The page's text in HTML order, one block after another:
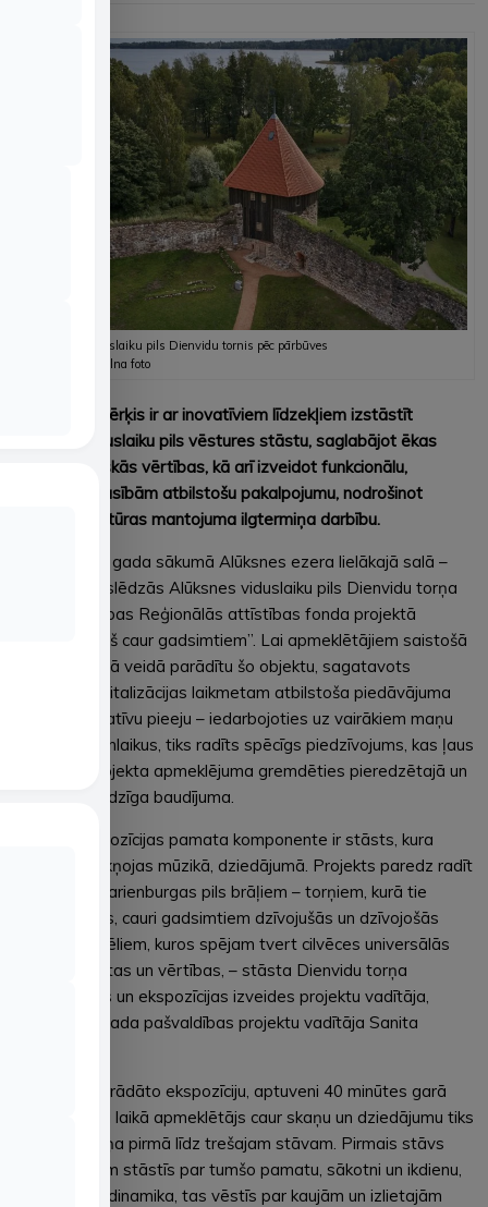
Alūksnes viduslaiku pils Dienvidu tornis pēc pārbūves
Riharda Rožkalna foto
Šī projekta mērķis ir ar inovatīviem līdzekļiem izstāstīt
Alūksnes viduslaiku pils vēstures stāstu, saglabājot ēkas
kultūrvēsturiskās vērtības, kā arī izveidot funkcionālu,
mūsdienu prasībām atbilstošu pakalpojumu, nodrošinot
atjaunotā kultūras mantojuma ilgtermiņa darbību.
Kā zināms, šī gada sākumā Alūksnes ezera lielākajā salā –
Pilssalā – noslēdzās Alūksnes viduslaiku pils Dienvidu torņa
pārbūve Eiropas Reģionālās attīstības fonda projektā
“Gaismas ceļš caur gadsimtiem”. Lai apmeklētājiem saistošā
un interesantā veidā parādītu šo objektu, sagatavots
mūsdienu digitalizācijas laikmetam atbilstoša piedāvājuma
plāns ar inovatīvu pieeju – iedarbojoties uz vairākiem maņu
orgāniem vienlaikus, tiks radīts spēcīgs piedzīvojums, kas ļaus
vēl ilgi pēc objekta apmeklējuma gremdēties pieredzētajā un
ilgoties pēc līdzīga baudījuma.
– Torņa ekspozīcijas pamata komponente ir stāsts, kura
iedarbība sakņojas mūzikā, dziedājumā. Projekts paredz radīt
stāstu par Marienburgas pils brāļiem – torņiem, kurā tie
pārtop reālās, cauri gadsimtiem dzīvojušās un dzīvojošās
būtnēs, par tēliem, kuros spējam tvert cilvēces universālās
kaislības, izjūtas un vērtības, – stāsta Dienvidu torņa
atjaunošanas un ekspozīcijas izveides projektu vadītāja,
Alūksnes novada pašvaldības projektu vadītāja Sanita
Īstenojot izstrādāto ekspozīciju, aptuveni 40 minūtes garā
apmeklējuma laikā apmeklētājs caur skaņu un dziedājumu tiks
virzīts no torņa pirmā līdz trešajam stāvam. Pirmais stāvs
apmeklētājam stāstīs par tumšo pamatu, sākotni un ikdienu,
otrajā valdīs dinamika, tas vēstīs par kaujām un izlietajām